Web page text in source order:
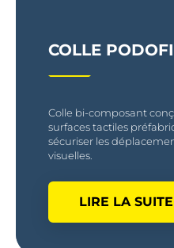
COLLE
Colle bi-composant
surfaces tactiles
sécuriser les
visuelles.
LIRE LA SUITE